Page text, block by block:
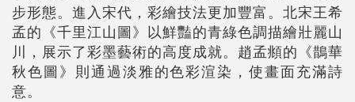
步形態。進入宋代，彩繪技法更加豐富。北宋王希
孟的《千里江山圖》以鮮豔的青綠色調描繪壯麗山
川，展示了彩墨藝術的高度成就。趙孟頫的《鵲華
秋色圖》則通過淡雅的色彩渲染，使畫面充滿詩
意。